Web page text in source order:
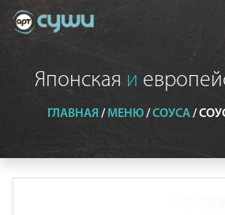
Японская и
ГЛАВНАЯ / МЕНЮ/СОУСА/